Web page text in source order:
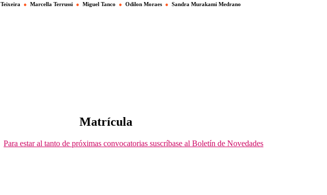
● Marcella Terrussi ● Miguel Tanco ● Odilon Moraes ● Sandra Murakami Medrano
Matrícula
Para estar al tanto de próximas convocatorias suscríbase al Boletín de Novedades